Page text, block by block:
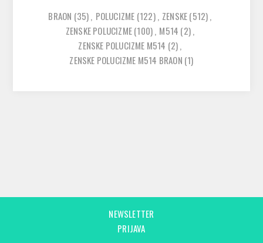
BRAON (35), POLUCIZME (122), ZENSKE(512),
ZENSKE POLUCIZME(100), M514 (2),
ZENSKE POLUCIZME M514 (2),
ZENSKE POLUCIZME M514 BRAON (1)
NEWSLETTER
PRIJAVA